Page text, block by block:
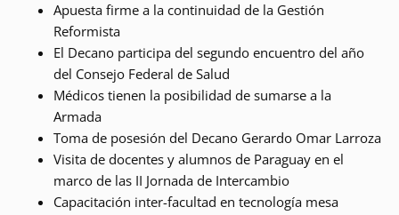
Apuesta firme a la continuidad de la Gestión
Reformista
El Decano participa del segundo encuentro del año
del Consejo Federal de Salud
Médicos tienen la posibilidad de sumarse a la
Armada
Toma de posesión del Decano Gerardo Omar Larroza
Visita de docentes y alumnos de Paraguay en el
marco de las II Jornada de Intercambio
Capacitación inter-facultad en tecnología mesa